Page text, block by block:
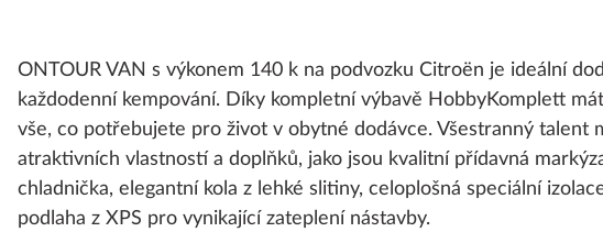
ONTOUR VAN s výkonem 140 k na podvozku Citroën je ideální
každodenní kempování. Díky kompletní výbavě HobbyKomplett
vše, co potřebujete pro život v obytné dodávce. Všestranný talent
atraktivních vlastností a doplňků, jako jsou kvalitní přídavná
chladnička, elegantní kola z lehké slitiny, celoplošná speciální
podlaha z XPS pro vynikající zateplení nástavby.